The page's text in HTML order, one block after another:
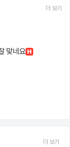
더 보기
맞네요
더 보기